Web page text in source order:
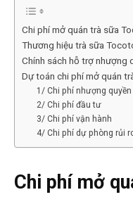
Chi phí mở quán trà sữa
Thương hiệu trà sữa
Chính sách hỗ trợ nhượng
Dự toán chi phí mở quán
1/ Chi phí nhượng quyền
2/ Chi phí đầu tư
3/ Chi phí vận hành
4/ Chi phí dự phòng rủi
Chi phí mở